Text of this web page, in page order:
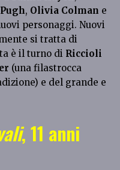
, Olivia Colman e
personaggi. Nuovi
si tratta di
è il turno di Riccioli
(una filastrocca
e del grande e
, 11 anni